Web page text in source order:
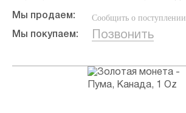
Мы продаем: Сообщить о поступлении
Мы покупаем: Позвонить